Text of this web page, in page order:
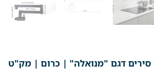
סירים דגם "מנואלה" | כרום | מק"ט